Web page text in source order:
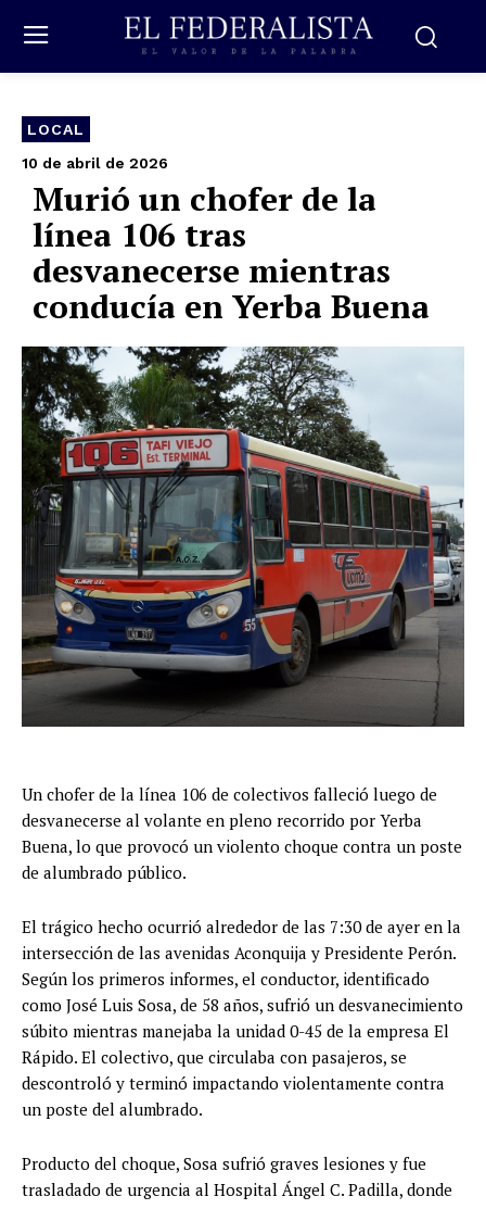
LOCAL
10 de abril de 2026
Murió un chofer de la
línea 106 tras
desvanecerse mientras
conducía en Yerba Buena
Un chofer de la línea 106 de colectivos falleció luego de
desvanecerse al volante en pleno recorrido por Yerba
Buena, lo que provocó un violento choque contra un poste
de alumbrado público.
El trágico hecho ocurrió alrededor de las 7:30 de ayer en la
intersección de las avenidas Aconquija y Presidente Perón.
Según los primeros informes, el conductor, identificado
como José Luis Sosa, de 58 años, sufrió un desvanecimiento
súbito mientras manejaba la unidad 0-45 de la empresa El
Rápido. El colectivo, que circulaba con pasajeros, se
descontroló y terminó impactando violentamente contra
un poste del alumbrado.
Producto del choque, Sosa sufrió graves lesiones y fue
trasladado de urgencia al Hospital Ángel C. Padilla, donde